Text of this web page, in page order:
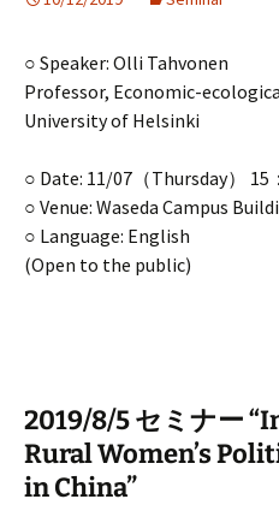
○ Speaker: Olli Tahvonen
Professor, Economic-
University of Helsinki
○ Date: 11/07（Thursday） 15
○ Venue: Waseda Campus
○ Language: English
(Open to the public)
2019/8/5 セミナー
Rural Women’s
in China”